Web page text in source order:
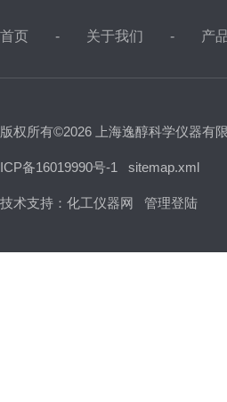
首页 关于我们 产
版权所有©2026 上海逸醇科学仪器有
ICP备16019990号-1 sitemap.xml
技术支持： 化工仪器网 管理登陆